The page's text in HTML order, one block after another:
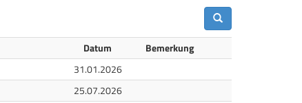
Datum
Bemerkung
31.01.2026
25.07.2026